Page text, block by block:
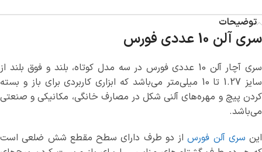
توضیحات
سری آلن 10 عددی فورس
سری آچار آلن 10 عددی فورس در سه مدل کوتاه، بلند و فوق بلند از
سایز 1.27 تا 10 میلی‌متر می‌باشد که ابزاری کاربردی برای باز و بسته
کردن پیچ و مهره‌های آلنی شکل در مصارف خانگی، مکانیکی و صنعتی
می‌باشد.
این سری آلن فورساز دو طرف دارای سطح مقطع شش‌ ضلعی است